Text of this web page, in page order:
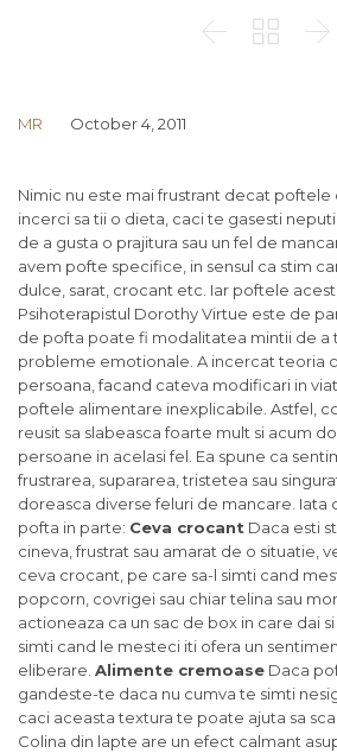
  
MR October 4, 2011
Nimic nu este mai frustrant decat poftele
incerci sa tii o dieta, caci te gasesti
de a gusta o prajitura sau un fel de
avem pofte specifice, in sensul ca stim
dulce, sarat, crocant etc. Iar poftele
Psihoterapistul Dorothy Virtue este de
de pofta poate fi modalitatea mintii de a
probleme emotionale. A incercat teoria
persoana, facand cateva modificari in
poftele alimentare inexplicabile. Astfel,
reusit sa slabeasca foarte mult si acum
persoane in acelasi fel. Ea spune ca
frustrarea, supararea, tristetea sau
doreasca diverse feluri de mancare. Iata
pofta in parte: Ceva crocant Daca esti
cineva, frustrat sau amarat de o situatie,
ceva crocant, pe care sa-l simti cand
popcorn, covrigei sau chiar telina sau
actioneaza ca un sac de box in care dai
simti cand le mesteci iti ofera un
eliberare. Alimente cremoase Daca
gandeste-te daca nu cumva te simti
caci aceasta textura te poate ajuta sa
Colina din lapte are un efect calmant